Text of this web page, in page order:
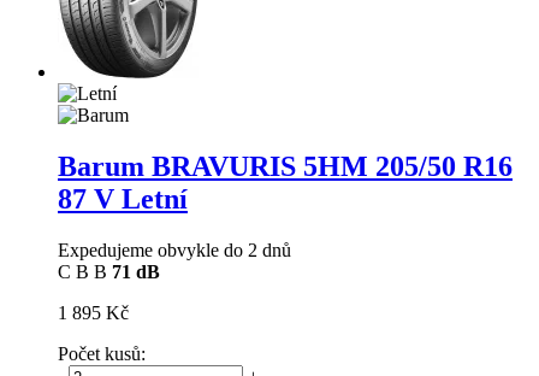
Barum BRAVURIS 5HM 205/50 R16
87 V Letní
Expedujeme obvykle do 2 dnů
C B B 71 dB
1 895 Kč
Počet kusů: